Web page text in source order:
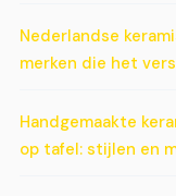
Nederlandse
merken die het
Handgemaakte
op tafel: stijlen en